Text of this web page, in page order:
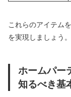
これらのアイテム
を実現しましょう。
ホームパー
知るべき基